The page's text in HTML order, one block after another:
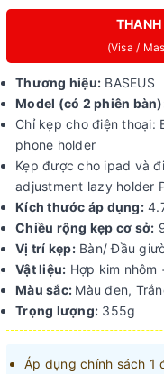
(Visa /
Thương hiệu: BASEUS
Model (có 2 phiên
Chỉ kẹp cho điện thoại:
phone holder
Kẹp được cho ipad và
adjustment lazy holder
Kích thước áp dụng:
Chiều rộng kẹp cơ sở:
Vị trí kẹp:Bàn/ Đầu
Vật liệu: Hợp kim nhôm
Màu sắc: Màu đen,
Trọng lượng: 355g
Áp dụng chính sách 1